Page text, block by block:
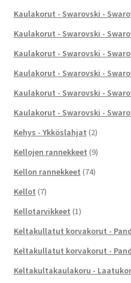
Kaulakorut - Swarovski -
Kaulakorut - Swarovski -
Kaulakorut - Swarovski -
Kaulakorut - Swarovski -
Kaulakorut - Swarovski -
Kaulakorut - Swarovski -
Kehys - Ykköslahjat (2)
Kellojen rannekkeet (9)
Kellon rannekkeet (74)
Kellot (7)
Kellotarvikkeet (1)
Keltakullatut korvakorut -
Keltakullatut korvakorut -
Keltakultakaulakoru -